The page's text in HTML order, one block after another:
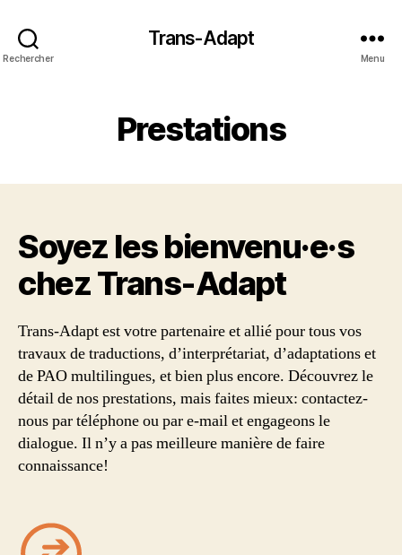
Rechercher
Trans-Adapt
Menu
Prestations
Soyez les bienvenu·e·s
chez Trans‑Adapt
Trans-Adapt est votre partenaire et allié pour tous vos
travaux de traductions, d’interprétariat, d’adaptations et
de PAO multilingues, et bien plus encore. Découvrez le
détail de nos prestations, mais faites mieux: contactez-
nous par téléphone ou par e-mail et engageons le
dialogue. Il n’y a pas meilleure manière de faire
connaissance!